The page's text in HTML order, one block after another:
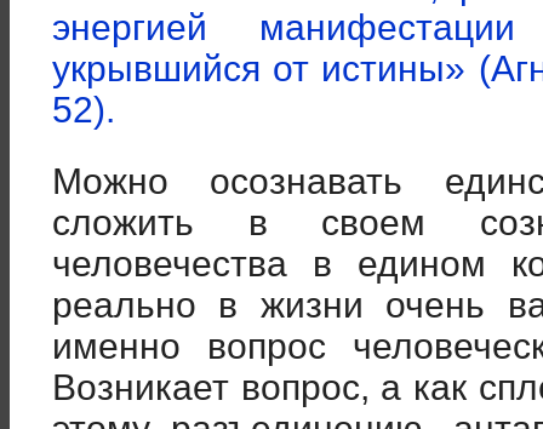
энергией
укрывшийся от истины»
52).
Можно осознавать
сложить в своем
человечества в едином
реально в жизни очень
именно вопрос
Возникает вопрос, а как